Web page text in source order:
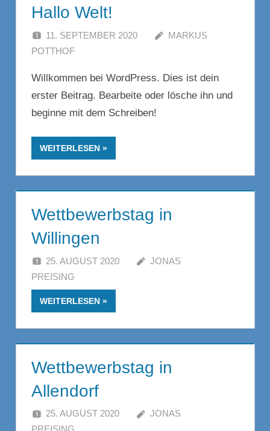
Hallo Welt!
11. SEPTEMBER 2020
MARKUS
POTTHOF
Willkommen bei WordPress. Dies ist dein
erster Beitrag. Bearbeite oder lösche ihn und
beginne mit dem Schreiben!
WEITERLESEN
Wettbewerbstag in
Willingen
25. AUGUST 2020
JONAS
PREISING
WEITERLESEN
Wettbewerbstag in
Allendorf
25. AUGUST 2020
JONAS